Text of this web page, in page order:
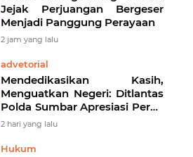
Jejak Perjuangan Bergeser
Menjadi Panggung Perayaan
2 jam yang lalu
advetorial
Mendedikasikan Kasih,
Menguatkan Negeri: Ditlantas
Polda Sumbar Apresiasi Peran
Dharma Wanita sebagai Pilar
2 hari yang lalu
Hukum